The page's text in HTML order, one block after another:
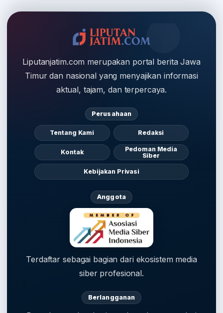
Liputanjatim.com merupakan portal berita Jawa
Timur dan nasional yang menyajikan informasi
aktual, tajam, dan terpercaya.
Perusahaan
Tentang Kami Redaksi
Kontak
Pedoman Media
Siber
Kebijakan Privasi
Anggota
Terdaftar sebagai bagian dari ekosistem media
siber profesional.
Berlangganan